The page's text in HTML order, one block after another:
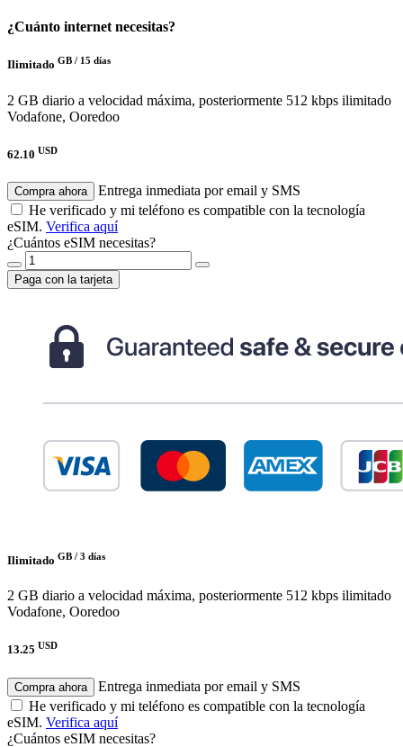
¿Cuánto internet necesitas?
Ilimitado GB / 15 días
2 GB diario a velocidad máxima, posteriormente 512 kbps ilimitado
Vodafone, Ooredoo
62.10 USD
Compra ahora
Entrega inmediata por email y SMS
He verificado y mi teléfono es compatible con la tecnología
eSIM. Verifica aquí
¿Cuántos eSIM necesitas?
Paga con la tarjeta
Ilimitado GB / 3 días
2 GB diario a velocidad máxima, posteriormente 512 kbps ilimitado
Vodafone, Ooredoo
13.25 USD
Compra ahora
Entrega inmediata por email y SMS
He verificado y mi teléfono es compatible con la tecnología
eSIM. Verifica aquí
¿Cuántos eSIM necesitas?